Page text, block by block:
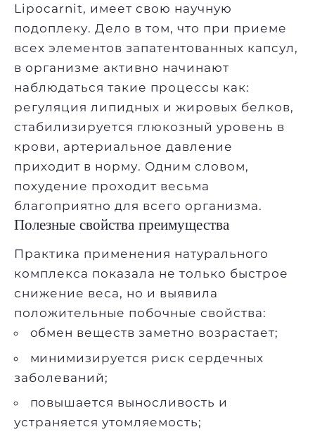
Lipocarnit, имеет свою научную
подоплеку. Дело в том, что при приеме
всех элементов запатентованных капсул,
в организме активно начинают
наблюдаться такие процессы как:
регуляция липидных и жировых белков,
стабилизируется глюкозный уровень в
крови, артериальное давление
приходит в норму. Одним словом,
похудение проходит весьма
благоприятно для всего организма.
Полезные свойства преимущества
Практика применения натурального
комплекса показала не только быстрое
снижение веса, но и выявила
положительные побочные свойства:
обмен веществ заметно возрастает;
минимизируется риск сердечных
заболеваний;
повышается выносливость и
устраняется утомляемость;